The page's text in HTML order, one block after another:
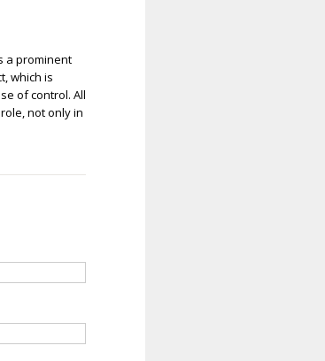
a prominent
which is
of control. All
not only in